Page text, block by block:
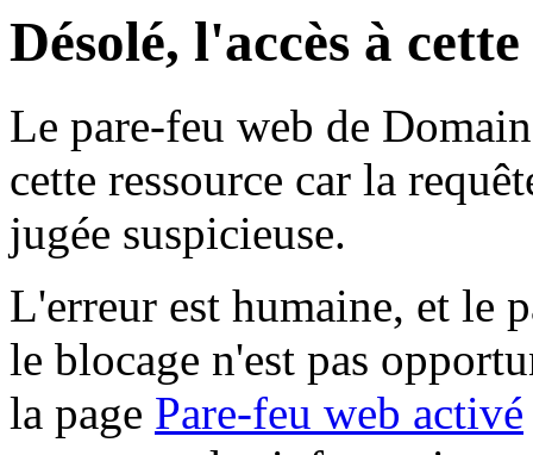
Désolé, l'accès à
Le pare-feu web de
cette ressource car la
jugée suspicieuse.
L'erreur est humaine, et le
le blocage n'est pas
la page Pare-feu web activé